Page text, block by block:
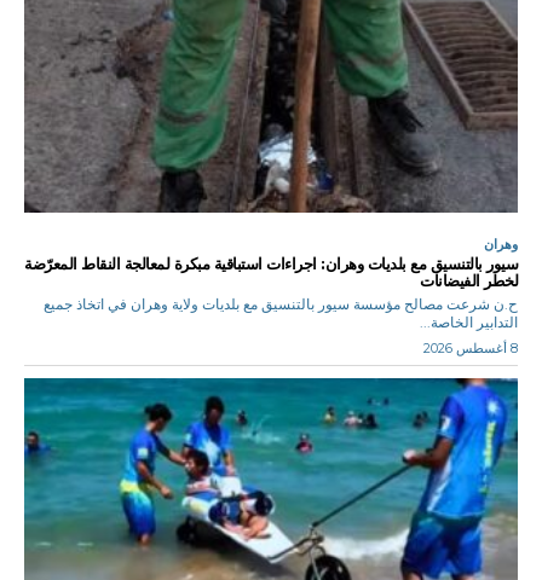
وهران
سيور بالتنسيق مع بلديات وهران: اجراءات استباقية مبكرة لمعالجة النقاط المعرّضة
لخطر الفيضانات
ح.ن شرعت مصالح مؤسسة سيور بالتنسيق مع بلديات ولاية وهران في اتخاذ جميع
التدابير الخاصة...
8 أغسطس 2026